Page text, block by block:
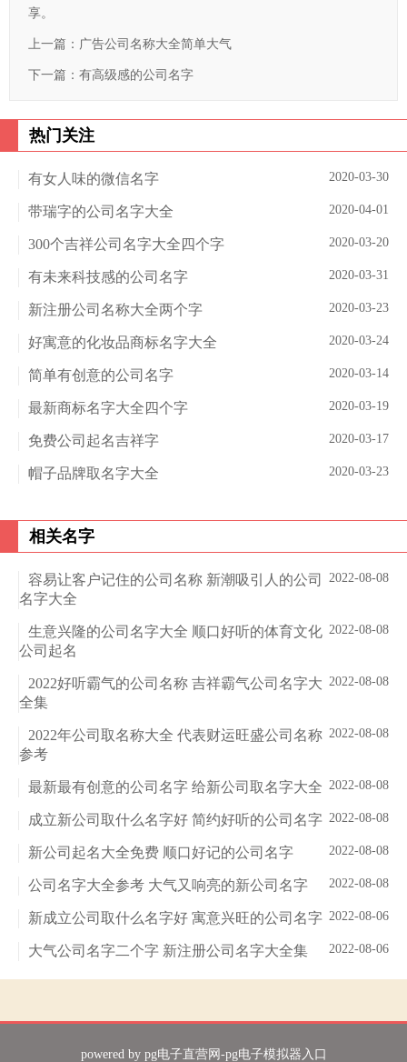
享。
上一篇： 广告公司名称大全简单大气
下一篇： 有高级感的公司名字
热门关注
2020-03-30
有女人味的微信名字
2020-04-01
带瑞字的公司名字大全
2020-03-20
300个吉祥公司名字大全四个字
2020-03-31
有未来科技感的公司名字
2020-03-23
新注册公司名称大全两个字
2020-03-24
好寓意的化妆品商标名字大全
2020-03-14
简单有创意的公司名字
2020-03-19
最新商标名字大全四个字
2020-03-17
免费公司起名吉祥字
2020-03-23
帽子品牌取名字大全
相关名字
2022-08-08
容易让客户记住的公司名称 新潮吸引人的公司
名字大全
2022-08-08
生意兴隆的公司名字大全 顺口好听的体育文化
公司起名
2022-08-08
2022好听霸气的公司名称 吉祥霸气公司名字大
全集
2022-08-08
2022年公司取名称大全 代表财运旺盛公司名称
参考
2022-08-08
最新最有创意的公司名字 给新公司取名字大全
2022-08-08
成立新公司取什么名字好 简约好听的公司名字
2022-08-08
新公司起名大全免费 顺口好记的公司名字
2022-08-08
公司名字大全参考 大气又响亮的新公司名字
2022-08-06
新成立公司取什么名字好 寓意兴旺的公司名字
2022-08-06
大气公司名字二个字 新注册公司名字大全集
powered by pg电子直营网-pg电子模拟器入口